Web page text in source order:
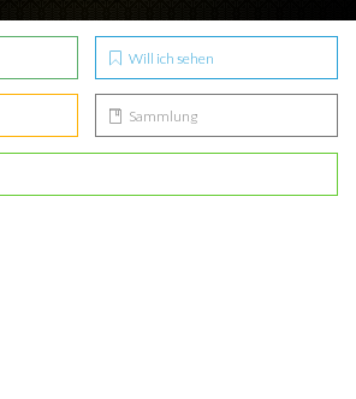
Will ich sehen
Sammlung